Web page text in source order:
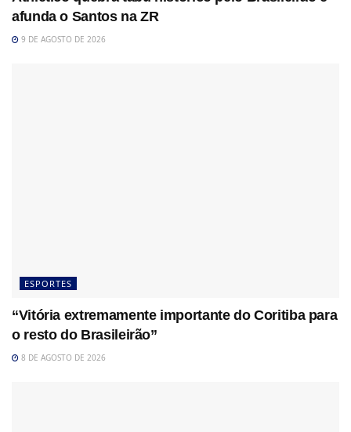
afunda o Santos na ZR
9 DE AGOSTO DE 2026
ESPORTES
“Vitória extremamente importante do Coritiba para
o resto do Brasileirão”
8 DE AGOSTO DE 2026